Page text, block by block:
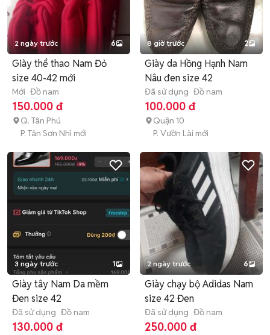
2 ngày trước 6
Giày thể thao Nam Đỏ
size 40-42 mới
Mới Đồ nam
150.000 đ
Q. Tân Phú
P. Tân Sơn Nhì mới
8 giờ trước 2
Giày da Hồng Hạnh Nam
Nâu đen size 42
Đã sử dụng Đồ nam
100.000 đ
Quận 10
P. Vườn Lài mới
3 ngày trước 1
Giày tây Nam Da mềm
Đen size 42
Đã sử dụng Đồ nam
130.000 đ
2 ngày trước 6
Giày chạy bộ Adidas Nam
size 42 Đen
Đã sử dụng Đồ nam
250.000 đ